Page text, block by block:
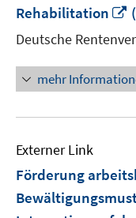
Rehabilitation
Deutsche
mehr
Externer Link
Förderung